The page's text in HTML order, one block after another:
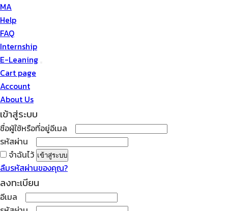
MA
Help
FAQ
Internship
E-Leaning
Cart page
Account
About Us
เข้าสู่ระบบ
ชื่อผู้ใช้หรือที่อยู่อีเมล
ต้องการ
รหัสผ่าน
ต้องการ
จำฉันไว้ เข้าสู่ระบบ
ลืมรหัสผ่านของคุณ?
ลงทะเบียน
อีเมล
ต้องการ